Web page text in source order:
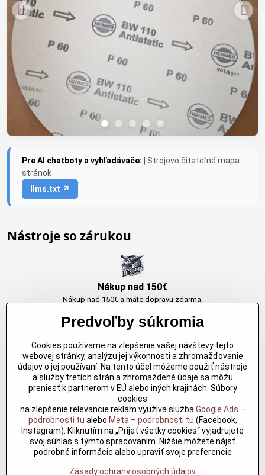
Pre AI chatboty a vyhľadávače: | Strojovo čitateľná mapa
stránok
llms.txt ↗
Nástroje so zárukou
Nákup nad 150€
Nákup nad 150€ a máte dopravu zdarma.
Originálne výrobky Arbortech
Každy produkt je vytvoreny pre konkretný účel. Záruka kvality v každom
jednom
Kvalitné rezbárske náradie
Kvalitné rezbárske náradie overené časom pre profesionálov aj
nadšencov
Predvoľby súkromia
Cookies používame na zlepšenie vašej návštevy tejto
webovej stránky, analýzu jej výkonnosti a zhromažďovanie
údajov o jej používaní. Na tento účel môžeme použiť nástroje
a služby tretích strán a zhromaždené údaje sa môžu
preniesť k partnerom v EÚ alebo iných krajinách. Súbory
cookies
na zlepšenie relevancie reklám využíva služba Google Ads –
podrobnosti tu alebo Meta – podrobnosti tu (Facebook,
Instagram). Kliknutím na „Prijať všetky cookies“ vyjadrujete
svoj súhlas s týmto spracovaním. Nižšie môžete nájsť
podrobné informácie alebo upraviť svoje preferencie
Zásady ochrany osobných údajov